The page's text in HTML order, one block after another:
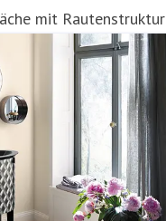
mit Rautenstruktur